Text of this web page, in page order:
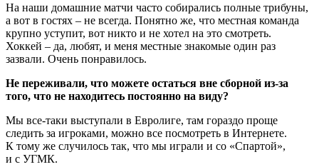
На наши домашние матчи часто собирались полные трибуны,
а вот в гос­тях – не всегда. Понятно же, что местная команда
крупно уступит, вот никто и не хотел на это смотреть.
Хоккей – да, любят, и меня местные знакомые один раз
зазвали. Очень понравилось.
Не переживали, что можете остаться вне сборной из-за
того, что не находитесь постоянно на виду?
Мы все-таки выступали в Евролиге, там гораздо проще
следить за игроками, можно все посмотреть в Интернете.
К тому же случилось так, что мы играли и со «Спартой»,
и с УГМК.